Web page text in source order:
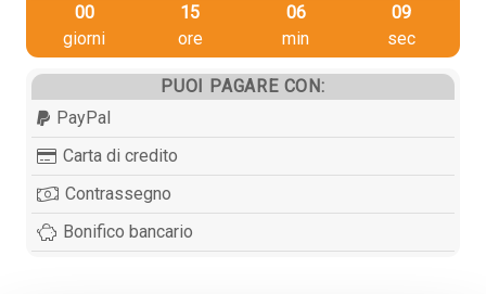
00
giorni
15
ore
06
min
09
sec
PUOI PAGARE CON:
PayPal
Carta di credito
Contrassegno
Bonifico bancario